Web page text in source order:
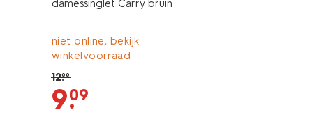
damessinglet Carry bruin
niet online, bekijk
winkelvoorraad
12.99
9.
09